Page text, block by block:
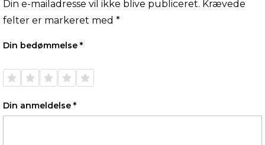
Din e-mailadresse vil ikke blive publiceret. Krævede
felter er markeret med *
Din bedømmelse *
Din anmeldelse *